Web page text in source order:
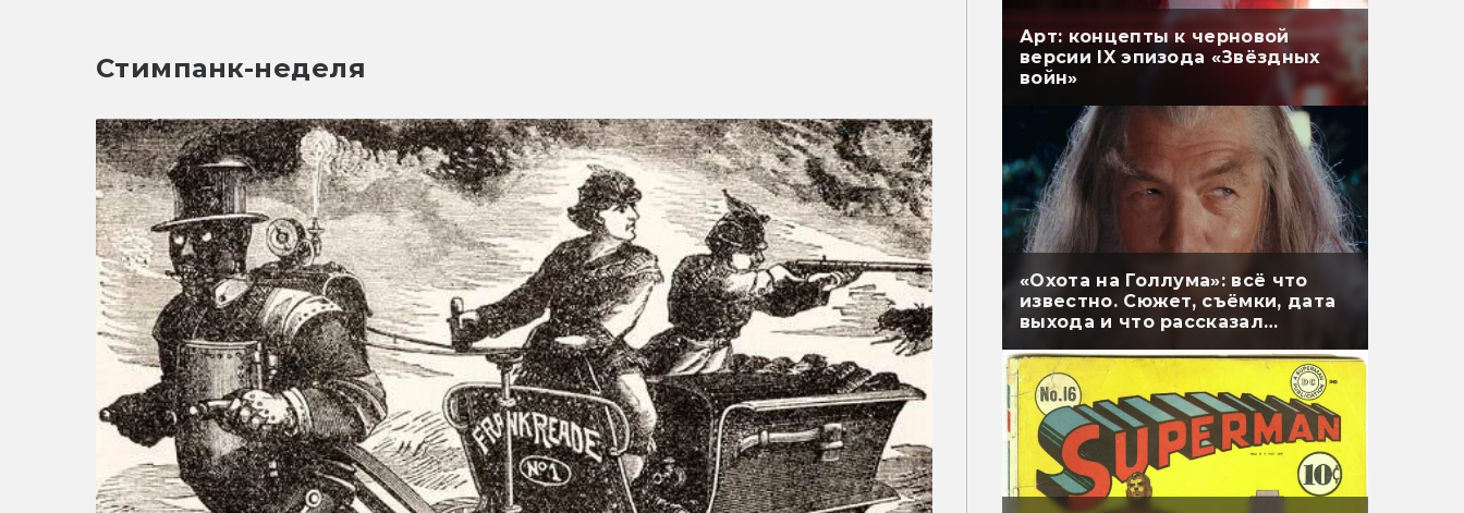
Стимпанк-неделя
Арт: концепты к черновой
версии IX эпизода «Звёздных
войн»
«Охота на Голлума»: всё что
известно. Сюжет, съёмки, дата
выхода и что рассказал